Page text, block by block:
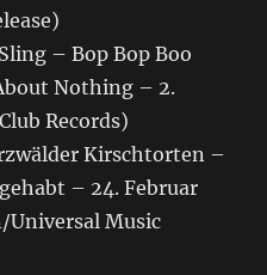
– Bop Bop Boo
Nothing – 2.
Records)
Kirschtorten –
– 24. Februar
Universal Music